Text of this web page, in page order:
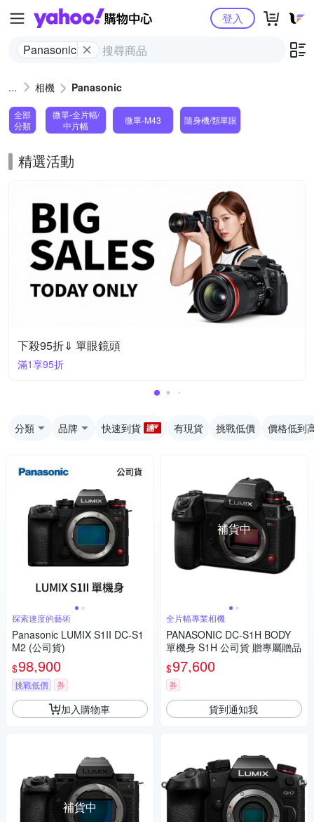
Yahoo購物中心
Panasonic
登入
相機 Panasonic
全部
分類
微單-全片幅/
中片幅
微單-M43 隨身機/類單眼
精選活動
下殺95折⇓ 單眼鏡頭
滿1享95折
分類 品牌 快速到貨 有現貨 挑戰低價 價格低到
探索速度的藝術
Panasonic LUMIX S1II DC-S1
M2 (公司貨)
$98,900
挑戰低價 券
加入購物車
補貨中
補貨中
全片幅專業相機
PANASONIC DC-S1H BODY
單機身 S1H 公司貨 贈專屬贈品
$97,600
券
貨到通知我